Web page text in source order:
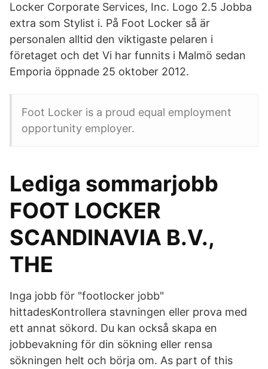
Locker Corporate Services, Inc. Logo 2.5 Jobba
extra som Stylist i. På Foot Locker så är
personalen alltid den viktigaste pelaren i
företaget och det Vi har funnits i Malmö sedan
Emporia öppnade 25 oktober 2012.
Foot Locker is a proud equal employment
opportunity employer.
Lediga sommarjobb
FOOT LOCKER
SCANDINAVIA B.V.,
THE
Inga jobb för "footlocker jobb"
hittadesKontrollera stavningen eller prova med
ett annat sökord. Du kan också skapa en
jobbevakning för din sökning eller rensa
sökningen helt och börja om. As part of this